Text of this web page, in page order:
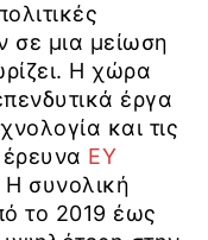
σε μια μείωση
Η χώρα
έργα
και τις
EY
Η συνολική
το 2019 έως